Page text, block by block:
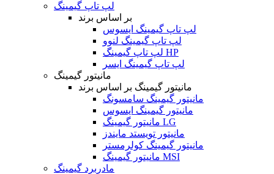
لپ تاپ گیمینگ
بر اساس برند
لپ تاپ گیمینگ ایسوس
لپ تاپ گیمینگ لنوو
لپ تاپ گیمینگ HP
لپ تاپ گیمینگ ایسر
مانیتور گیمینگ
مانیتور گیمینگ بر اساس برند
مانیتور گیمینگ سامسونگ
مانیتور گیمینگ ایسوس
مانیتور گیمینگ LG
مانیتور تویستد مایندز
مانیتور گیمینگ کولرمستر
مانیتور گیمینگ MSI
مادربرد گیمینگ